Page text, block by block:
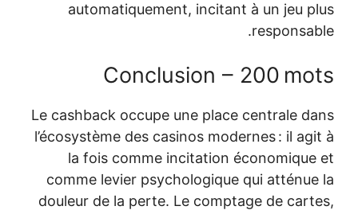
automatiquement, incitant
Conclusion –
Le cashback occupe une place
l’écosystème des casinos
la fois comme incitation
comme levier psychologique
douleur de la perte. Le